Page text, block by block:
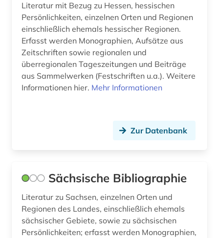
judaistik (2)
juden (1)
judentum (1)
judenverfolgung (1)
jugoslawien (1)
katalonien (1)
kirchenarchiv (1)
Literatur mit Bezug zu Hessen, hessischen
Persönlichkeiten, einzelnen Orten und Regionen
einschließlich ehemals hessischer Regionen.
Erfasst werden Monographien, Aufsätze aus
Zeitschriften sowie regionalen und
überregionalen Tageszeitungen und Beiträge
aus Sammelwerken (Festschriften u.a.). Weitere
Informationen hier. Mehr Informationen
Zur Datenbank
Sächsische Bibliographie
Literatur zu Sachsen, einzelnen Orten und
Regionen des Landes, einschließlich ehemals
sächsischer Gebiete, sowie zu sächsischen
Persönlichkeiten; erfasst werden Monographien,